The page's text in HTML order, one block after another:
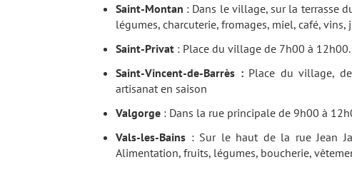
Saint-Montan : Dans le village, sur la terrasse
légumes, charcuterie, fromages, miel, café, vins,
Saint-Privat : Place du village de 7h00 à
Saint-Vincent-de-Barrès :Place du village, de
artisanat en saison
Valgorge : Dans la rue principale de 9h00 à
Vals-les-Bains : Sur le haut de la rue Jean
Alimentation, fruits, légumes, boucherie,